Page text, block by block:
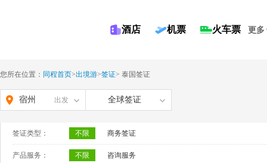
酒店 机票 火车票 更多
您所在位置： 同程首页>出境游>签证> 泰国签证
宿州 出发 全球签证
签证类型： 不限 商务签证
产品服务： 不限 咨询服务